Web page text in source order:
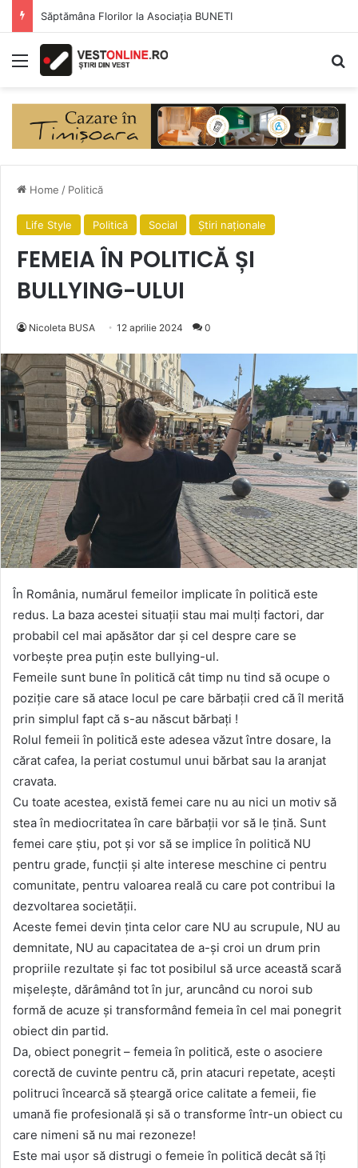
Săptămâna Florilor la Asociația BUNETI
Menu
Home / Politică
Life Style Politică Social Știri naționale
FEMEIA ÎN POLITICĂ ȘI
BULLYING-ULUI
Nicoleta BUSA 12 aprilie 2024 0
În România, numărul femeilor implicate în politică este
redus. La baza acestei situații stau mai mulți factori, dar
probabil cel mai apăsător dar și cel despre care se
vorbește prea puțin este bullying-ul.
Femeile sunt bune în politică cât timp nu tind să ocupe o
poziție care să atace locul pe care bărbații cred că îl merită
prin simplul fapt că s-au născut bărbați !
Rolul femeii în politică este adesea văzut între dosare, la
cărat cafea, la periat costumul unui bărbat sau la aranjat
cravata.
Cu toate acestea, există femei care nu au nici un motiv să
stea în mediocritatea în care bărbații vor să le țină. Sunt
femei care știu, pot și vor să se implice în politică NU
pentru grade, funcții și alte interese meschine ci pentru
comunitate, pentru valoarea reală cu care pot contribui la
dezvoltarea societății.
Aceste femei devin ținta celor care NU au scrupule, NU au
demnitate, NU au capacitatea de a-și croi un drum prin
propriile rezultate și fac tot posibilul să urce această scară
mișelește, dărâmând tot în jur, aruncând cu noroi sub
formă de acuze și transformând femeia în cel mai ponegrit
obiect din partid.
Da, obiect ponegrit – femeia în politică, este o asociere
corectă de cuvinte pentru că, prin atacuri repetate, acești
politruci încearcă să șteargă orice calitate a femeii, fie
umană fie profesională și să o transforme într-un obiect cu
care nimeni să nu mai rezoneze!
Este mai ușor să distrugi o femeie în politică decât să îți